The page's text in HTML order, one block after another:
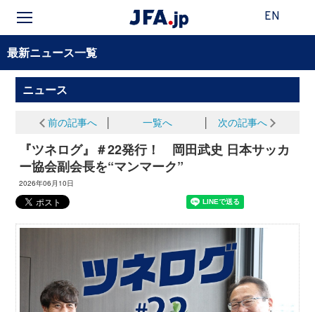
EN
最新ニュース一覧
ニュース
前の記事へ 一覧へ 次の記事へ
『ツネログ』＃22発行！ 岡田武史 日本サッカ
ー協会副会長を“マンマーク”
2026年06月10日